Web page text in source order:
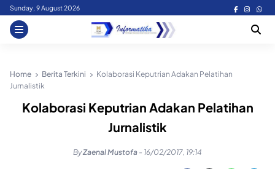
Skip
content
Sunday, 9 August 2026
Home Berita Terkini
Kolaborasi Keputrian Adakan Pelatihan
Jurnalistik
Kolaborasi Keputrian Adakan Pelatihan
Jurnalistik
ByZaenal Mustofa - 16/02/2017, 19:14